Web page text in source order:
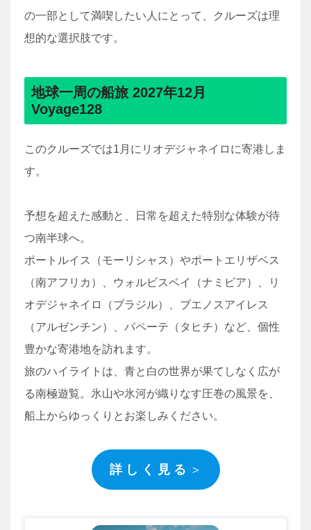
の一部として満喫したい人にとって、クルーズは理
想的な選択肢です。
地球一周の船旅 2027年12月
Voyage128
このクルーズでは1月にリオデジャネイロに寄港しま
す。
予想を超えた感動と、日常を超えた特別な体験が待
つ南半球へ。
ポートルイス（モーリシャス）やポートエリザベス
（南アフリカ）、ウォルビスベイ（ナミビア）、リ
オデジャネイロ（ブラジル）、ブエノスアイレス
（アルゼンチン）、パペーテ（タヒチ）など、個性
豊かな寄港地を訪れます。
旅のハイライトは、青と白の世界が果てしなく広が
る南極遊覧。氷山や氷河が織りなす圧巻の風景を、
船上からゆっくりとお楽しみください。
詳 し く 見 る ＞